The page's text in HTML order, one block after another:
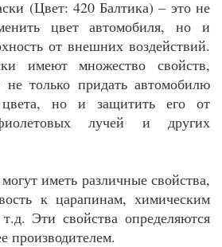
(Цвет: 420 Балтика) – это не
цвет автомобиля, но и
от внешних воздействий.
имеют множество свойств,
не только придать автомобилю
но и защитить его от
лучей и других
иметь различные свойства,
к царапинам, химическим
Эти свойства определяются
производителем.